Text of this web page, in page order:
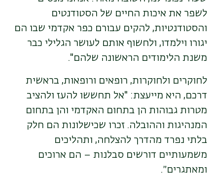
לשפר את איכות החיים של הסטודנטים
והסטודנטיות, להקים עבורם כפר אקדמי שבו הם
יגורו וילמדו, ולחשוף אותם לעושר הגלילי כבר
משנת הלימודים הראשונה שלהם".
לחוקרים ולחוקרות, רופאים ורופאות, בראשית
דרכם, היא מייעצת: "אל תחששו להעז ולהציב
מטרות גבוהות הן בתחום האקדמי והן בתחום
המנהיגות וההובלה. זכרו שכישלונות הם חלק
בלתי נפרד מהדרך להצלחה, ותהליכים
משמעותיים דורשים סבלנות – הם ארוכים
ומאתגרים״.